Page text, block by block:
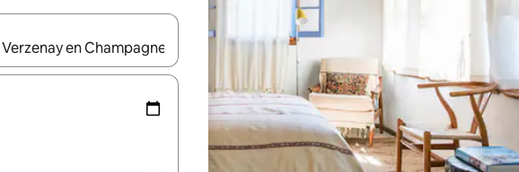
skal du navigere med piletasterne op og ned eller se mere ved at trykke eller